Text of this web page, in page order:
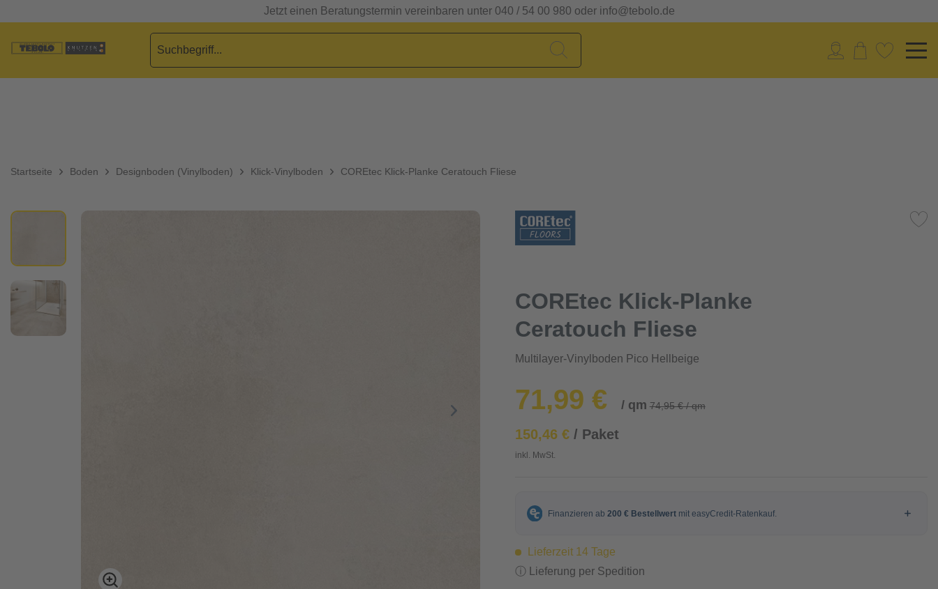
Jetzt einen Beratungstermin vereinbaren unter 040 / 54 00 980 oder info@tebolo.de
Startseite Boden Designboden (Vinylboden) Klick-Vinylboden COREtec Klick-Planke Ceratouch Fliese
COREtec Klick-Planke
Ceratouch Fliese
Multilayer-Vinylboden Pico Hellbeige
71,99 € / qm 74,95 € / qm
150,46 €/ Paket
inkl. MwSt.
Lieferzeit 14 Tage
ⓘ Lieferung per Spedition